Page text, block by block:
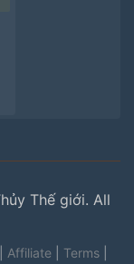
Thế giới. All
Affiliate Terms